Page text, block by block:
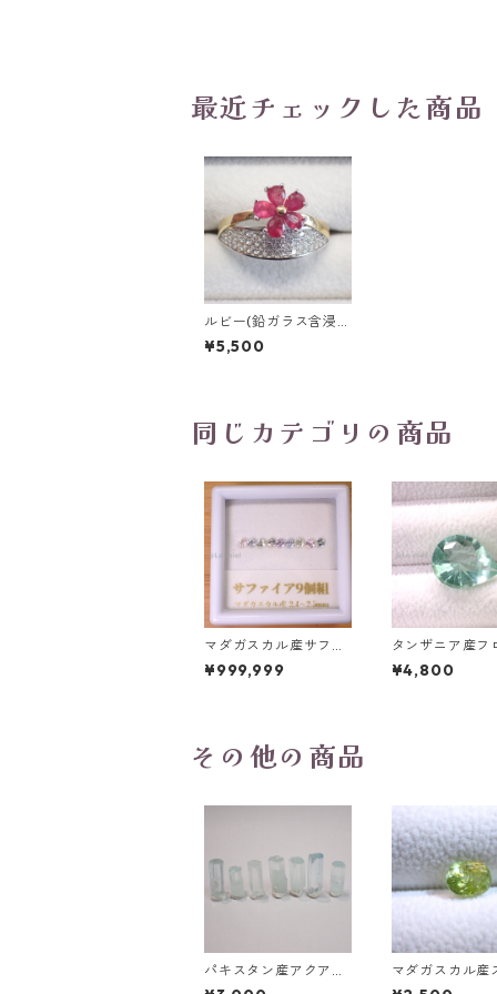
最近チェックした商品
ルビー(鉛ガラス含浸)/
cz SV925/K18WG＆Y
Gメッキ リング 14号/
¥5,500
同じカテゴリの商品
マダガスカル産サファ
イア ルース 9個組 2.4
～2.5mm
¥999,999
タンザニア産フ
イト(蛍光) ペア
プカットルー
¥4,800
その他の商品
パキスタン産アクアマ
リン 原石
マダガスカル産
ーン オーバル